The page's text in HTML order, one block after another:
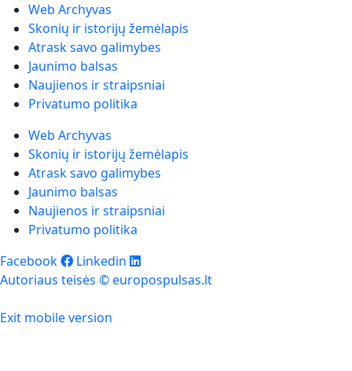
Web Archyvas
Skonių ir istorijų žemėlapis
Atrask savo galimybes
Jaunimo balsas
Naujienos ir straipsniai
Privatumo politika
Web Archyvas
Skonių ir istorijų žemėlapis
Atrask savo galimybes
Jaunimo balsas
Naujienos ir straipsniai
Privatumo politika
Facebook
Linkedin
Autoriaus teisės © europospulsas.lt
Exit mobile version